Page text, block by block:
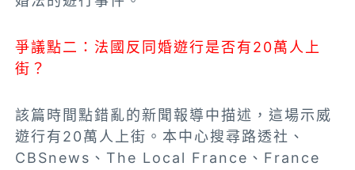
爭議點二：法國反同婚遊行是否有20萬人上
街？
該篇時間點錯亂的新聞報導中描述，這場示威
遊行有20萬人上街。本中心搜尋路透社、
CBSnews、The Local France、France